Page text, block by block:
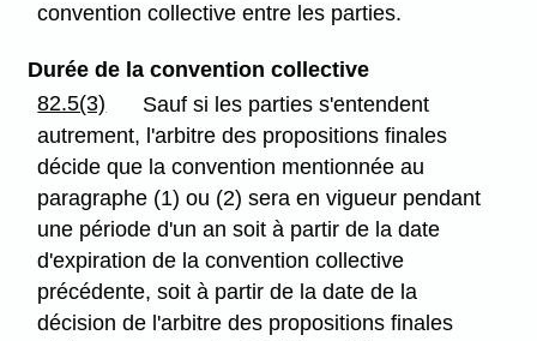
convention collective entre les parties.
Durée de la convention collective
82.5(3)
Sauf si les parties s'entendent
autrement, l'arbitre des propositions finales
décide que la convention mentionnée au
paragraphe (1) ou (2) sera en vigueur pendant
une période d'un an soit à partir de la date
d'expiration de la convention collective
précédente, soit à partir de la date de la
décision de l'arbitre des propositions finales